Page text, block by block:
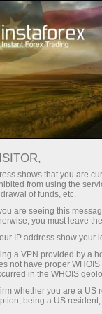
global
jenama
kompetitif
utama.
pelbagai
shows that you are
from using the
of funds, etc.
are seeing this
you must leave
IP address show your
a VPN provided by a
not have proper
in the WHOIS
whether you are a US
being a US